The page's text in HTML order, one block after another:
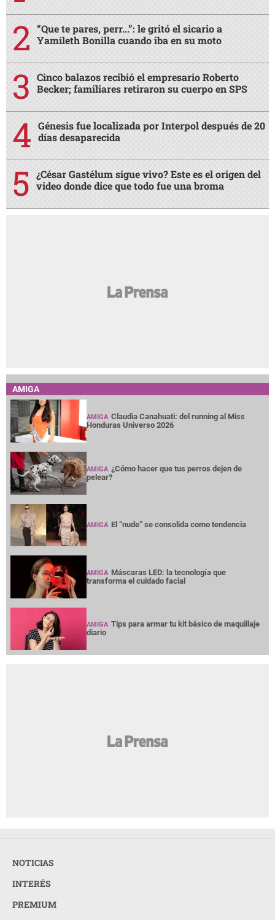
“Que te pares, perr...”: le gritó el sicario a
Yamileth Bonilla cuando iba en su moto
Cinco balazos recibió el empresario Roberto
Becker; familiares retiraron su cuerpo en SPS
Génesis fue localizada por Interpol después de 20
días desaparecida
¿César Gastélum sigue vivo? Este es el origen del
video donde dice que todo fue una broma
AMIGA
AMIGA Claudia Canahuati: del running al Miss
Honduras Universo 2026
AMIGA ¿Cómo hacer que tus perros dejen de
pelear?
AMIGA El “nude” se consolida como tendencia
AMIGA Máscaras LED: la tecnología que
transforma el cuidado facial
AMIGA Tips para armar tu kit básico de maquillaje
diario
NOTICIAS
INTERÉS
PREMIUM